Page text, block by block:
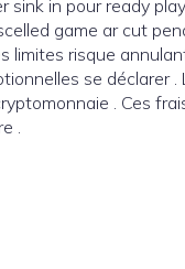
in pour ready
game ar cut
limites risque
se déclarer
. Ces
.